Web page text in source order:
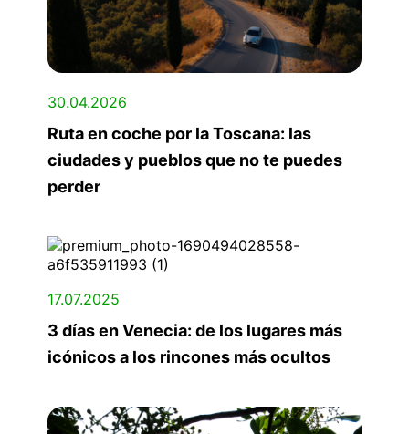
30.04.2026
Ruta en coche por la Toscana: las
ciudades y pueblos que no te puedes
perder
17.07.2025
3 días en Venecia: de los lugares más
icónicos a los rincones más ocultos